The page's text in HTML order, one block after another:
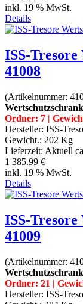
inkl. 19 % MwSt.
Details
ISS-
41008
(Artikelnummer:
Ordner: 7 |
Hersteller: ISS-
Gewicht.: 202 Kg
Lieferzeit: Aktuell
1 385.99 €
inkl. 19 % MwSt.
Details
ISS-Tresore
41009
(Artikelnummer:
Ordner: 21 |
Hersteller: ISS-